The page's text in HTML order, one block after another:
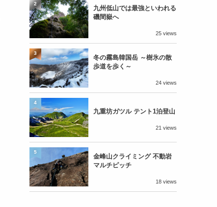
九州低山では最強といわれる
磯間嶽へ
25 views
2
冬の霧島韓国岳 ～樹氷の散
歩道を歩く～
24 views
3
九重坊ガツル テント1泊登山
21 views
4
金峰山クライミング 不動岩
マルチピッチ
18 views
5